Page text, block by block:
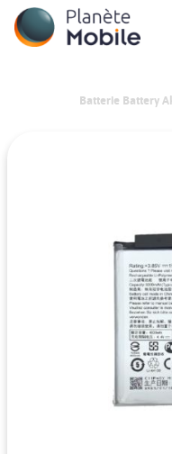
Batterie Battery